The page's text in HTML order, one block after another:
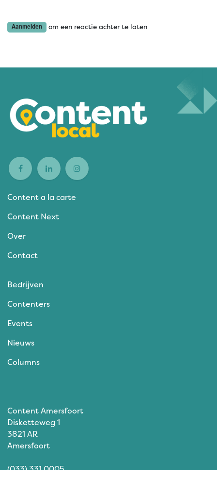
Aanmelden om een reactie achter te laten
Content a la carte
Content Next
Over
Contact
Bedrijven
Contenters
Events
Nieuws
Columns
Content Amersfoort
Disketteweg 1
3821 AR
Amersfoort
(033) 331 0005